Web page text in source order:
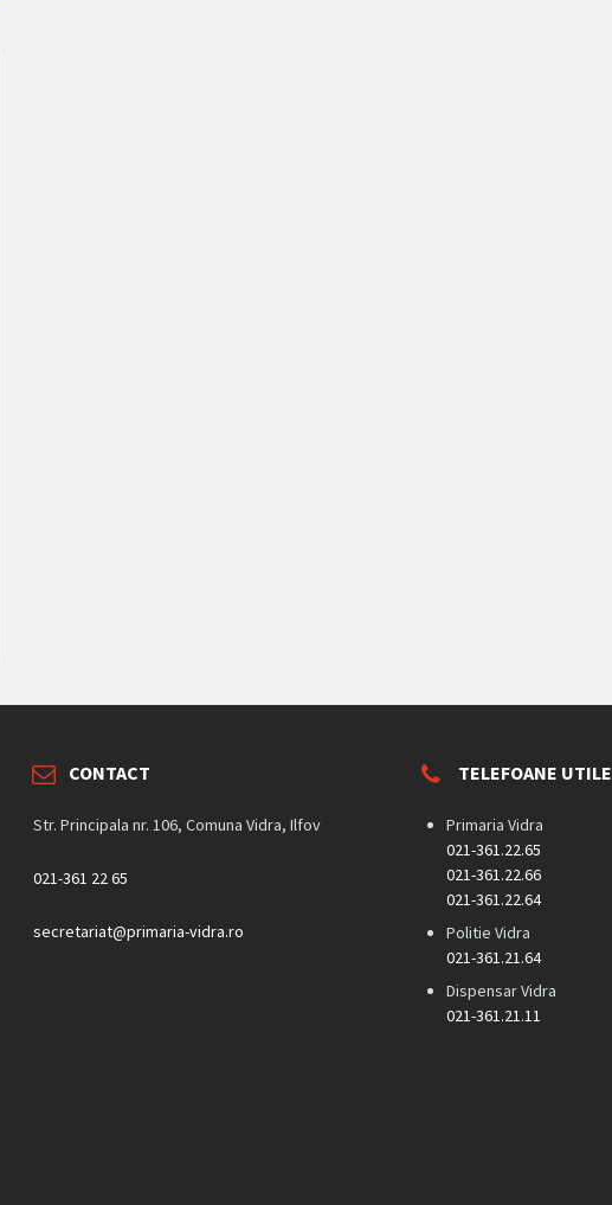
CONTACT
Str. Principala nr. 106, Comuna Vidra, Ilfov
021-361 22 65
secretariat@primaria-vidra.ro
TELEFOANE UTILE
Primaria Vidra
021-361.22.65
021-361.22.66
021-361.22.64
Politie Vidra
021-361.21.64
Dispensar Vidra
021-361.21.11